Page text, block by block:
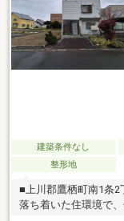
建築条件なし
整形地
■上川郡鷹栖町南1条2
落ち着いた住環境で